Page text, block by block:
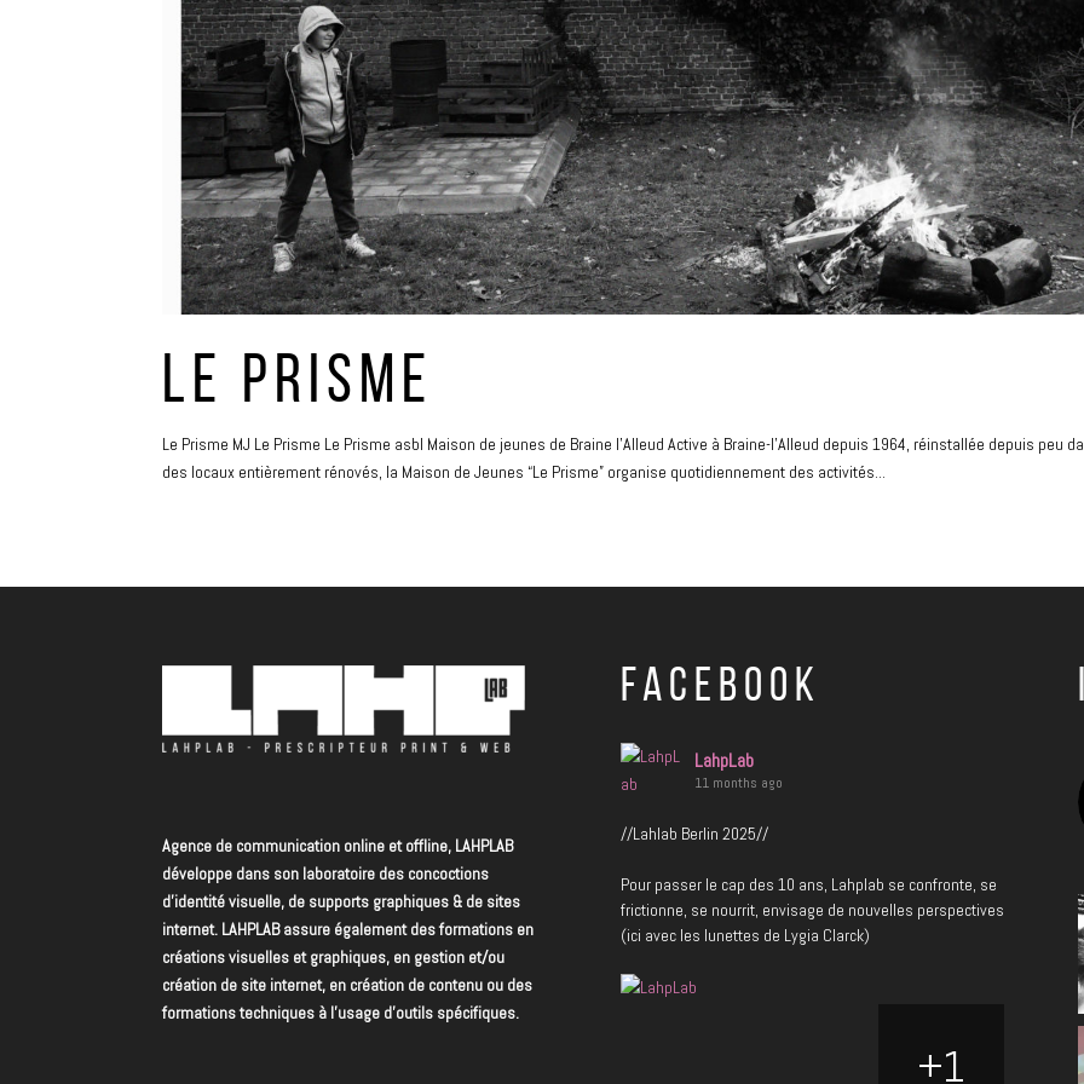
LE PRISME
Le Prisme MJ Le Prisme Le Prisme asbl Maison de jeunes de Braine l’Alleud Active à Braine-l’Alleud depuis 1964, réinstallée depuis peu
des locaux entièrement rénovés, la Maison de Jeunes “Le Prisme” organise quotidiennement des activités...
Agence de communication online et offline, LAHPLAB
développe dans son laboratoire des concoctions
d’identité visuelle, de supports graphiques & de sites
internet. LAHPLAB assure également des formations en
créations visuelles et graphiques, en gestion et/ou
création de site internet, en création de contenu ou des
formations techniques à l’usage d’outils spécifiques.
FACEBOOK
LahpLab
11 months ago
//Lahlab Berlin 2025//
Pour passer le cap des 10 ans, Lahplab se confronte, se
frictionne, se nourrit, envisage de nouvelles perspectives
(ici avec les lunettes de Lygia Clarck)
+1